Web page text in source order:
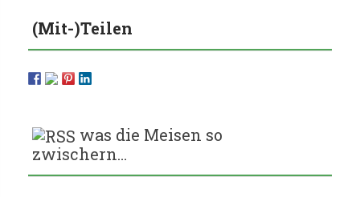
(Mit-)Teilen
was die Meisen so
zwischern…